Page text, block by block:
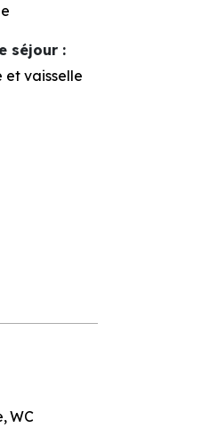
séjour :
et vaisselle
WC